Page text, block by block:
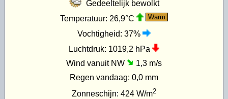
Gedeeltelijk bewolkt
Temperatuur: 26,9°C Warm
Vochtigheid: 37%
Luchtdruk: 1019,2 hPa
Wind vanuit NW
1,3 m/s
Regen vandaag: 0,0 mm
Zonneschijn: 424 W/m2